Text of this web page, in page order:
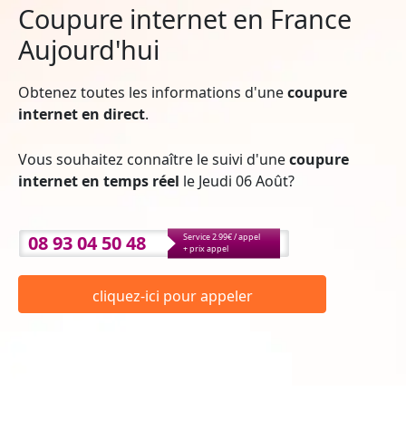
Coupure internet en France
Aujourd'hui
Obtenez toutes les informations d'unecoupure
internet en direct.
Vous souhaitez connaître le suivi d'unecoupure
internet en temps réel le Jeudi 06 Août?
08 93 04 50 48
Service 2.99€ / appel
+ prix appel
cliquez-ici pour appeler